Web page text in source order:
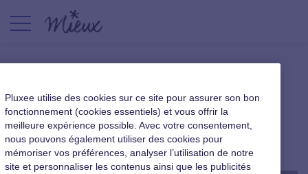
Apprendre à gérer son stress
au bureau simplement
|5 décembre 2017
Pluxee utilise des cookies sur ce site pour assurer son bon
fonctionnement (cookies essentiels) et vous offrir la
meilleure expérience possible. Avec votre consentement,
nous pouvons également utiliser des cookies pour
mémoriser vos préférences, analyser l’utilisation de notre
site et personnaliser les contenus ainsi que les publicités